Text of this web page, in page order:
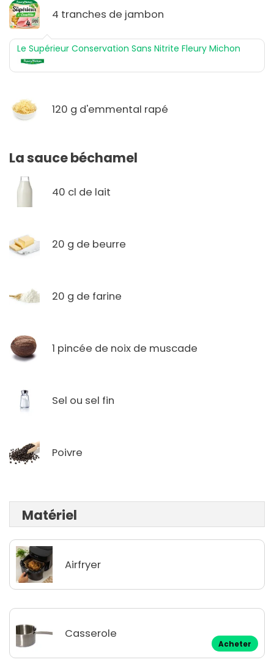
4 tranches de jambon
Le Supérieur Conservation Sans Nitrite Fleury Michon
120 g d'emmental rapé
La sauce béchamel
40 cl de lait
20 g de beurre
20 g de farine
1 pincée de noix de muscade
Sel ou sel fin
Poivre
Matériel
Airfryer
Casserole
Acheter